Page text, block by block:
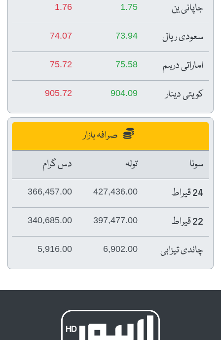
جاپانی ین 1.75
1.76
سعودی ریال 73.94
74.07
اماراتی درہم 75.58
75.72
کویتی دینار 904.09
905.72
صرافہ بازار
سونا
تولہ
دس گرام
24 قیراط
427,436.00
366,457.00
22 قیراط 397,477.00
340,685.00
چاندی تیزابی 6,902.00
5,916.00